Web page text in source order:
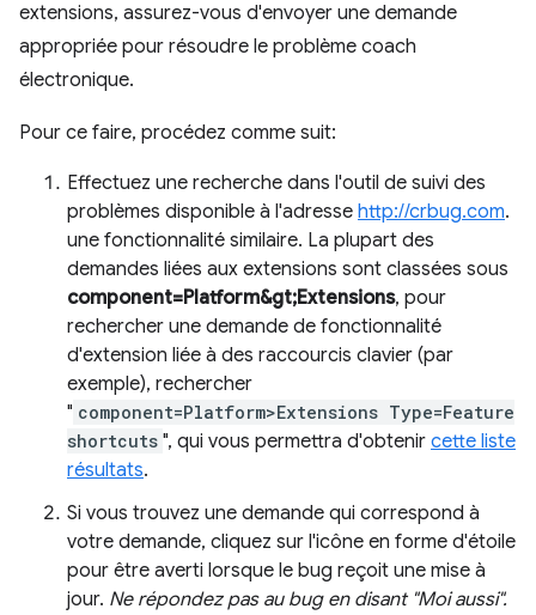
extensions, assurez-vous d'envoyer une demande
appropriée pour résoudre le problème coach
électronique.
Pour ce faire, procédez comme suit:
Effectuez une recherche dans l'outil de suivi des
problèmes disponible à l'adresse http://crbug.com.
une fonctionnalité similaire. La plupart des
demandes liées aux extensions sont classées sous
component=Platform&gt;Extensions, pour
rechercher une demande de fonctionnalité
d'extension liée à des raccourcis clavier (par
exemple), rechercher
" component=Platform>Extensions Type=Feature
shortcuts ", qui vous permettra d'obtenir cette liste
résultats.
Si vous trouvez une demande qui correspond à
votre demande, cliquez sur l'icône en forme d'étoile
pour être averti lorsque le bug reçoit une mise à
jour. Ne répondez pas au bug en disant "Moi aussi".